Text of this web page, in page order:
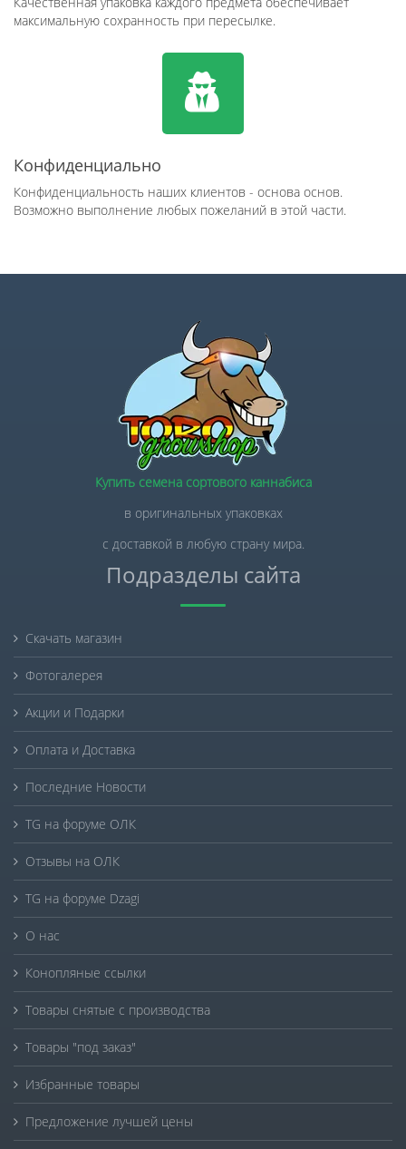
максимальную сохранность при пересылке.
Конфиденциально
Конфиденциальность наших клиентов - основа основ.
Возможно выполнение любых пожеланий в этой части.
Купить семена сортового каннабиса
в оригинальных упаковках
с доставкой в любую страну мира.
Подразделы сайта
Скачать магазин
Фотогалерея
Акции и Подарки
Оплата и Доставка
Последние Новости
TG на форуме ОЛК
Отзывы на ОЛК
TG на форуме Dzagi
О нас
Конопляные ссылки
Товары снятые с производства
Товары "под заказ"
Избранные товары
Предложение лучшей цены